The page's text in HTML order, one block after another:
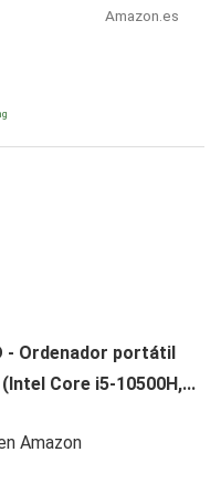
Amazon.es
- Ordenador portátil
Core i5-10500H,...
Amazon